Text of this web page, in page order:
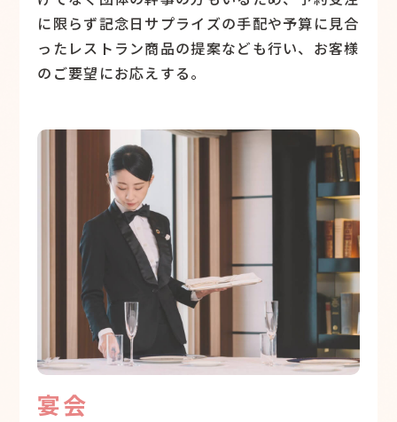
に限らず記念日サプライズの手配や予算に見合
ったレストラン商品の提案なども行い、お客様
のご要望にお応えする。
宴会